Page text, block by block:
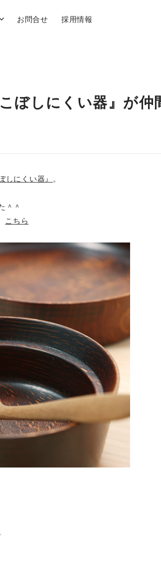
お問合せ 採用情報
ぼしにくい器』が仲
しにくい器』 。
＾＾
こちら